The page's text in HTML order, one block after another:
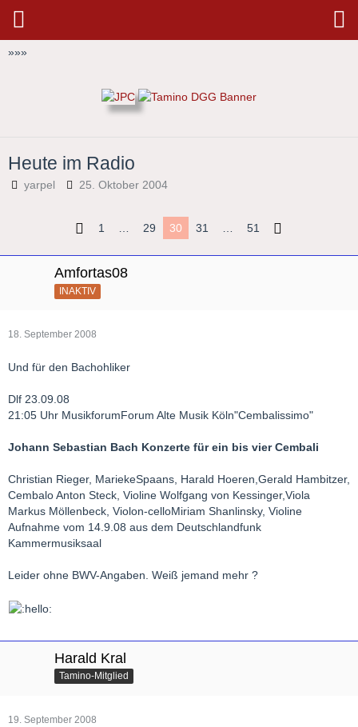
»»»
Heute im Radio
yarpel 25. Oktober 2004
1 … 29 30 31 … 51
Amfortas08
INAKTIV
18. September 2008
Und für den Bachohliker
Dlf 23.09.08
21:05 Uhr MusikforumForum Alte Musik Köln"Cembalissimo"
Johann Sebastian Bach Konzerte für ein bis vier Cembali
Christian Rieger, MariekeSpaans, Harald Hoeren,Gerald Hambitzer,
Cembalo Anton Steck, Violine Wolfgang von Kessinger,Viola
Markus Möllenbeck, Violon-celloMiriam Shanlinsky, Violine
Aufnahme vom 14.9.08 aus dem Deutschlandfunk
Kammermusiksaal
Leider ohne BWV-Angaben. Weiß jemand mehr ?
Harald Kral
Tamino-Mitglied
19. September 2008